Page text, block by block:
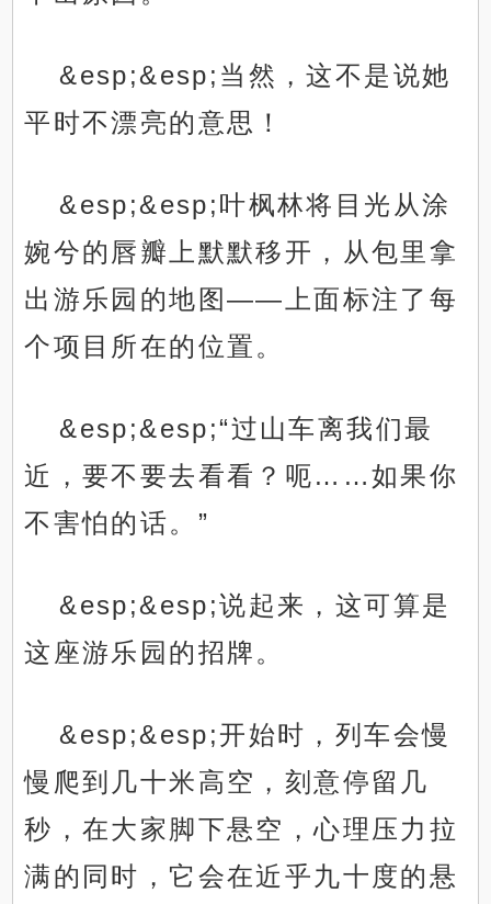
&esp;&esp;当然，这不是说她
平时不漂亮的意思！
&esp;&esp;叶枫林将目光从涂
婉兮的唇瓣上默默移开，从包里拿
出游乐园的地图——上面标注了每
个项目所在的位置。
&esp;&esp;“过山车离我们最
近，要不要去看看？呃……如果你
不害怕的话。”
&esp;&esp;说起来，这可算是
这座游乐园的招牌。
&esp;&esp;开始时，列车会慢
慢爬到几十米高空，刻意停留几
秒，在大家脚下悬空，心理压力拉
满的同时，它会在近乎九十度的悬